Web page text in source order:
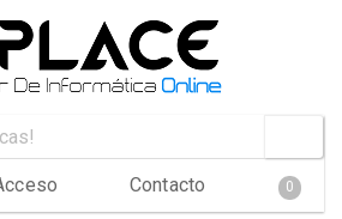
Contacto 0